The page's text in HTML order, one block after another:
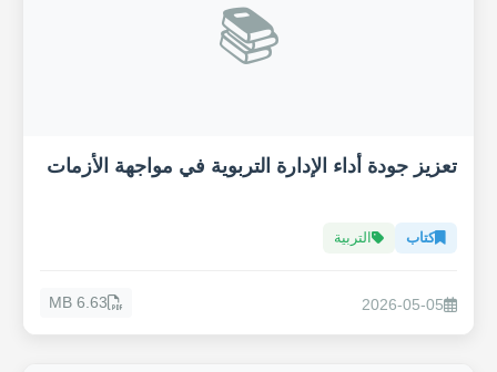
📚
تعزيز جودة أداء الإدارة التربوية في مواجهة الأزمات
كتاب التربية
2026-05-05
6.63 MB